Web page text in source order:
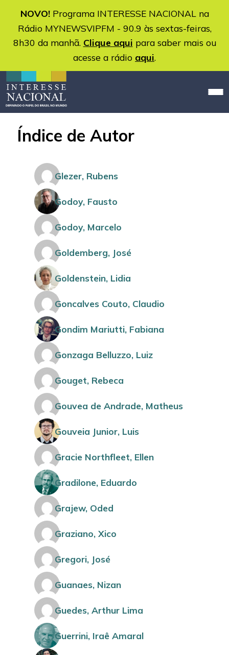
NOVO!Programa INTERESSE NACIONAL na
Rádio MYNEWSVIPFM - 90.9 às sextas-feiras,
8h30 da manhã. Clique aqui para saber mais ou
acesse a rádio aqui.
Índice de Autor
Glezer, Rubens
Godoy, Fausto
Godoy, Marcelo
Goldemberg, José
Goldenstein, Lidia
Goncalves Couto, Claudio
Gondim Mariutti, Fabiana
Gonzaga Belluzzo, Luiz
Gouget, Rebeca
Gouvea de Andrade, Matheus
Gouveia Junior, Luis
Gracie Northfleet, Ellen
Gradilone, Eduardo
Grajew, Oded
Graziano, Xico
Gregori, José
Guanaes, Nizan
Guedes, Arthur Lima
Guerrini, Iraê Amaral